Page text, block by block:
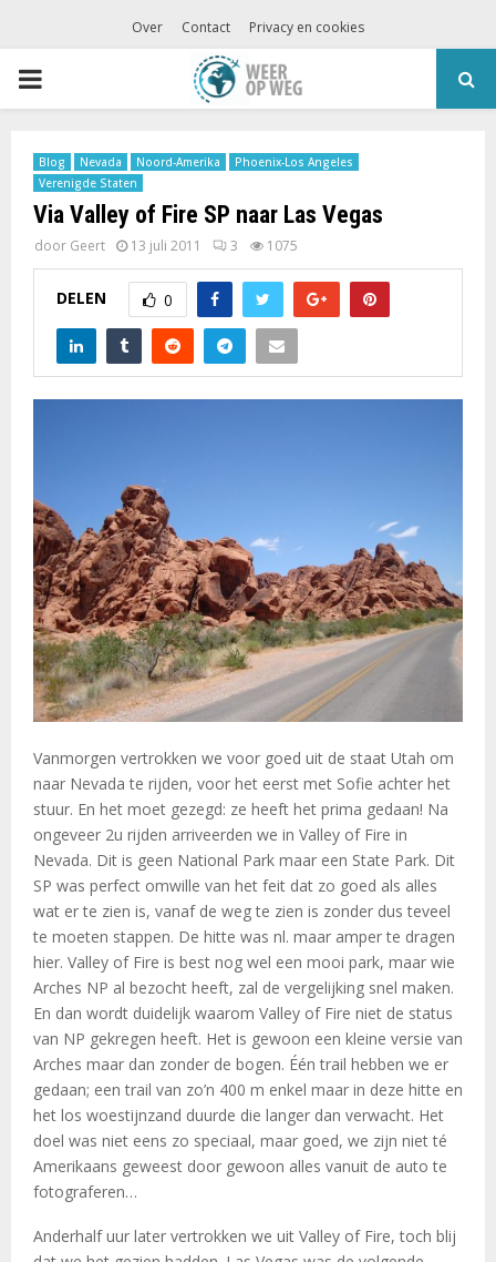
Over Contact Privacy en cookies
PRIMARY
Blog Nevada Noord-Amerika
Phoenix-Los Angeles
Verenigde Staten
Via Valley of Fire SP naar Las Vegas
door Geert 13 juli 2011 3 1075
DELEN 0
Vanmorgen vertrokken we voor goed uit de staat Utah om
naar Nevada te rijden, voor het eerst met Sofie achter het
stuur. En het moet gezegd: ze heeft het prima gedaan! Na
ongeveer 2u rijden arriveerden we in Valley of Fire in
Nevada. Dit is geen National Park maar een State Park. Dit
SP was perfect omwille van het feit dat zo goed als alles
wat er te zien is, vanaf de weg te zien is zonder dus teveel
te moeten stappen. De hitte was nl. maar amper te dragen
hier. Valley of Fire is best nog wel een mooi park, maar wie
Arches NP al bezocht heeft, zal de vergelijking snel maken.
En dan wordt duidelijk waarom Valley of Fire niet de status
van NP gekregen heeft. Het is gewoon een kleine versie van
Arches maar dan zonder de bogen. Één trail hebben we er
gedaan; een trail van zo’n 400 m enkel maar in deze hitte en
het los woestijnzand duurde die langer dan verwacht. Het
doel was niet eens zo speciaal, maar goed, we zijn niet té
Amerikaans geweest door gewoon alles vanuit de auto te
fotograferen…
Anderhalf uur later vertrokken we uit Valley of Fire, toch blij